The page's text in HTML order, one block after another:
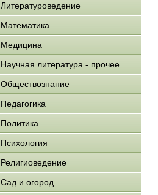
Литературоведение
Математика
Медицина
Научная литература - прочее
Обществознание
Педагогика
Политика
Психология
Религиоведение
Сад и огород